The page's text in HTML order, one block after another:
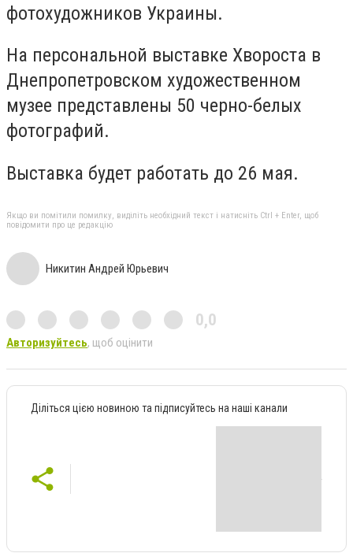
фотохудожников Украины.
На персональной выставке Хвороста в
Днепропетровском художественном
музее представлены 50 черно-белых
фотографий.
Выставка будет работать до 26 мая.
Якщо ви помітили помилку, виділіть необхідний текст і натисніть Ctrl + Enter, щоб
повідомити про це редакцію
Никитин Андрей Юрьевич
0,0
Авторизуйтесь, щоб оцінити
Діліться цією новиною та підписуйтесь на наші канали